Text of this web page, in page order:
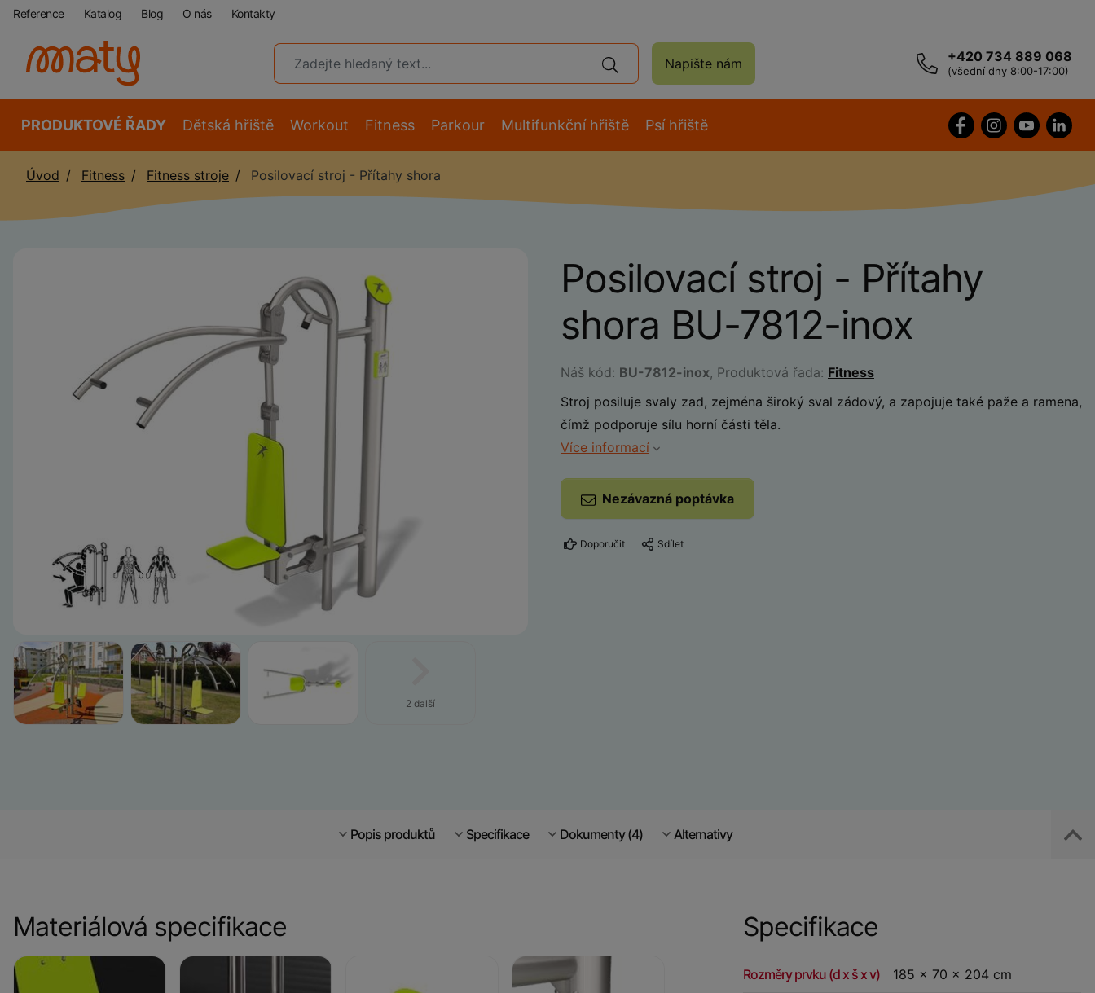
Reference Katalog Blog O nás Kontakty
Napište nám +420 734 889 068
(všední dny 8:00-17:00)
PRODUKTOVÉ ŘADY Dětská hřiště Workout Fitness Parkour Multifunkční hřiště Psí hřiště
Úvod Fitness Fitness stroje Posilovací stroj - Přítahy shora
2 další
Posilovací stroj - Přítahy
shora BU-7812-inox
Náš kód: BU-7812-inox, Produktová řada: Fitness
Stroj posiluje svaly zad, zejména široký sval zádový, a zapojuje také paže a ramena,
čímž podporuje sílu horní části těla.
Více informací
Nezávazná poptávka
Doporučit Sdílet
Popis produktů Specifikace Dokumenty (4) Alternativy
Specifikace
Rozměry prvku (d x š x v) 185 x 70 x 204 cm
Materiálová specifikace